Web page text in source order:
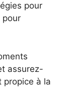
pour
pour
assurez-
propice à la